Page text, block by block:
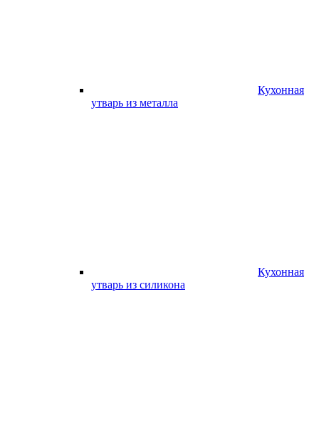
Кухонная
утварь из металла
Кухонная
утварь из силикона